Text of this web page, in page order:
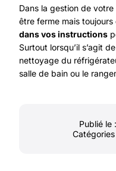
Dans la gestion de
être ferme mais
dans vos instructions
Surtout lorsqu’il s’agit
nettoyage du
salle de bain ou le
Publié le
Catégories